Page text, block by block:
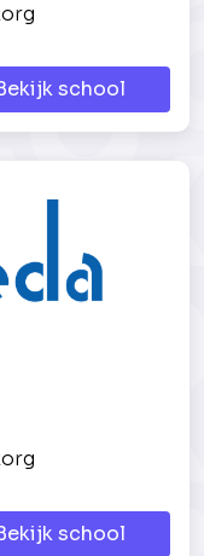
school
school